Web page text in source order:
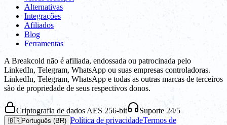
Alternativas
Integrações
Afiliados
Blog
Ferramentas
A Breakcold não é afiliada, endossada ou patrocinada pelo
LinkedIn, Telegram, WhatsApp ou suas empresas controladoras.
LinkedIn, Telegram, WhatsApp e todas as outras marcas de terceiros
são de propriedade de seus respectivos donos.
Criptografia de dados AES 256-bit Suporte 24/5
🇧🇷Português (BR) Política de privacidadeTermos de